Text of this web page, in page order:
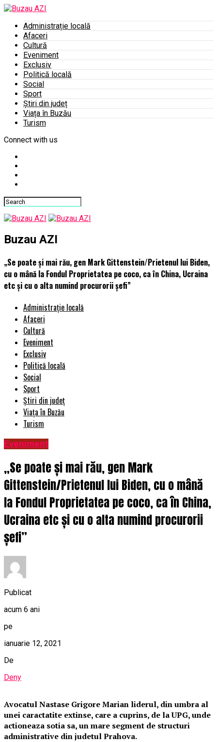
Administrație locală
Afaceri
Cultură
Eveniment
Exclusiv
Politică locală
Social
Sport
Știri din județ
Viața în Buzău
Turism
Connect with us
Buzau AZI
„Se poate și mai rău, gen Mark Gittenstein/Prietenul lui Biden,
cu o mână la Fondul Proprietatea pe coco, ca în China, Ucraina
etc și cu o alta numind procurorii șefi”
Administrație locală
Afaceri
Cultură
Eveniment
Exclusiv
Politică locală
Social
Sport
Știri din județ
Viața în Buzău
Turism
Eveniment
„Se poate și mai rău, gen Mark
Gittenstein/Prietenul lui Biden, cu o mână
la Fondul Proprietatea pe coco, ca în China,
Ucraina etc și cu o alta numind procurorii
șefi”
Publicat
acum 6 ani
pe
ianuarie 12, 2021
De
Deny
Avocatul Nastase Grigore Marian liderul, din umbra al
unei caractatite extinse, care a cuprins, de la UPG, unde
actioneaza sotia sa, un mare segment de structuri
administrative din judetul Prahova.